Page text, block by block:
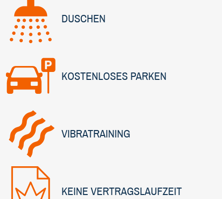
DUSCHEN
KOSTENLOSES PARKEN
VIBRATRAINING
KEINE VERTRAGSLAUFZEIT